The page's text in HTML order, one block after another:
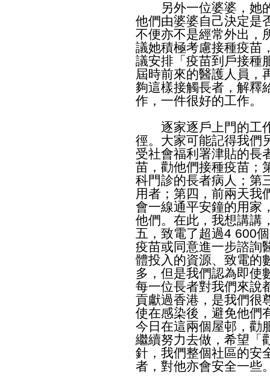
另外一位婆婆，她的
他們由婆婆自己決定是
不便亦不是經常外出，
議她積極考慮接種疫苗
議安排「疫苗到戶接種
屆時前來的醫護人員，
夠這樣接觸長者，解釋
作，一件很好的工作。
逐家逐戶上門的工作
徑。大家可能記得我們
受社會福利署津貼的長
苗，勸他們接種疫苗；
科門診的長者病人；第
用者；第四，前兩天我
會一線通平安鐘的用家
他們。在此，我想講講
五，致電了超過4 600
疫苗或同意進一步諮詢
體投入的資源、致電的
多，但是我們認為即使
每一位長者對我們來說
貢獻過香港，是我們很
使在感染後，避免他們
今日在這兩個屋邨，勸
繼續努力去做，希望「
針，我們整個社區的安
者，對他亦會安全一些